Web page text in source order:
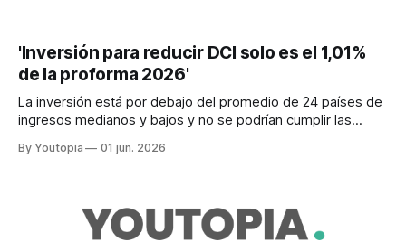
'Inversión para reducir DCI solo es el 1,01%
de la proforma 2026'
La inversión está por debajo del promedio de 24 países de
ingresos medianos y bajos y no se podrían cumplir las
By Youtopia 01 jun. 2026